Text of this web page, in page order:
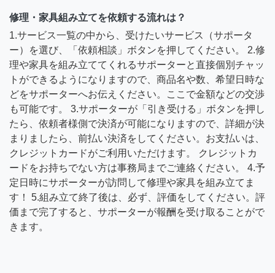
修理・家具組み立てを依頼する流れは？
1.サービス一覧の中から、受けたいサービス（サポータ
ー）を選び、「依頼相談」ボタンを押してください。 2.修
理や家具を組み立ててくれるサポーターと直接個別チャッ
トができるようになりますので、商品名や数、希望日時な
どをサポーターへお伝えください。ここで金額などの交渉
も可能です。 3.サポーターが「引き受ける」ボタンを押し
たら、依頼者様側で決済が可能になりますので、詳細が決
まりましたら、前払い決済をしてください。お支払いは、
クレジットカードがご利用いただけます。 クレジットカ
ードをお持ちでない方は事務局までご連絡ください。 4.予
定日時にサポーターが訪問して修理や家具を組み立てま
す！ 5.組み立て終了後は、必ず、評価をしてください。評
価まで完了すると、サポーターが報酬を受け取ることがで
きます。